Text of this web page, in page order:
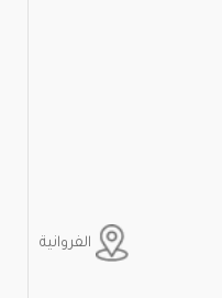
الفروانية